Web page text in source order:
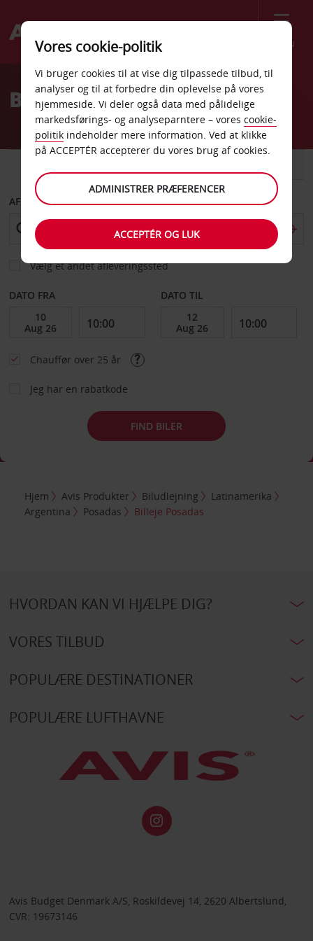
Menu
Welcome
AvisBilleje Posadas
AFHENT FRA
Vælg et andet afleveringssted
DATO FRA DATO TIL
Chauffør over 25 år
Jeg har en rabatkode
FIND BILER
Hjem Avis Produkter Biludlejning
Latinamerika
Argentina
Posadas Billeje Posadas
HVORDAN KAN VI HJÆLPE DIG?
VORES TILBUD
POPULÆRE DESTINATIONER
POPULÆRE LUFTHAVNE
Avis Budget Denmark A/S, Roskildevej 14, 2620 Albertslund,
CVR: 19673146
Vores cookie-politik
Vi bruger cookies til at vise dig tilpassede tilbud, til
analyser og til at forbedre din oplevelse på vores
hjemmeside. Vi deler også data med pålidelige
markedsførings- og analyseparntere – vores cookie-
politik indeholder mere information. Ved at klikke
på ACCEPTÉR accepterer du vores brug af cookies.
ADMINISTRER PRÆFERENCER
ACCEPTÉR OG LUK